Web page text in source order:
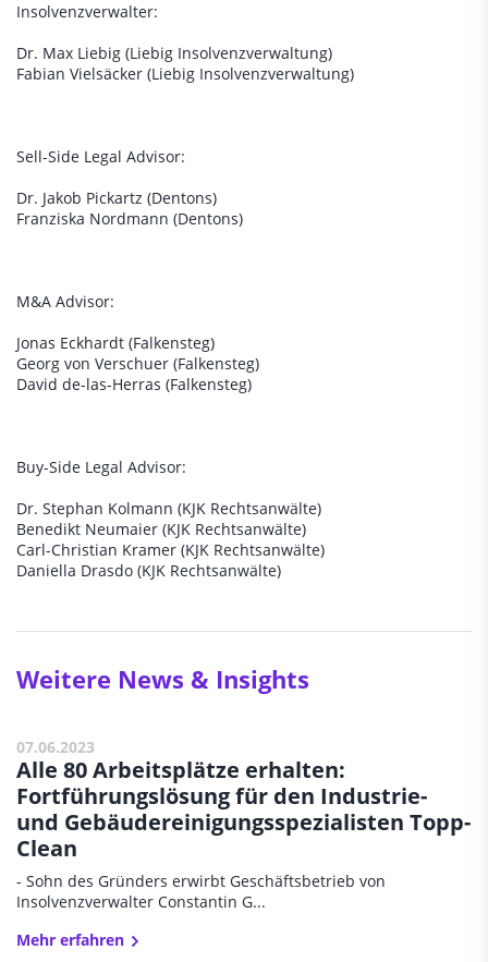
Insolvenzverwalter:
Dr. Max Liebig (Liebig Insolvenzverwaltung)
Fabian Vielsäcker (Liebig Insolvenzverwaltung)
Sell-Side Legal Advisor:
Dr. Jakob Pickartz (Dentons)
Franziska Nordmann (Dentons)
M&A Advisor:
Jonas Eckhardt (Falkensteg)
Georg von Verschuer (Falkensteg)
David de-las-Herras (Falkensteg)
Buy-Side Legal Advisor:
Dr. Stephan Kolmann (KJK Rechtsanwälte)
Benedikt Neumaier (KJK Rechtsanwälte)
Carl-Christian Kramer (KJK Rechtsanwälte)
Daniella Drasdo (KJK Rechtsanwälte)
Weitere News & Insights
07.06.2023
Alle 80 Arbeitsplätze erhalten:
Fortführungslösung für den Industrie-
und Gebäudereinigungsspezialisten Topp-
Clean
- Sohn des Gründers erwirbt Geschäftsbetrieb von
Insolvenzverwalter Constantin G...
Mehr erfahren